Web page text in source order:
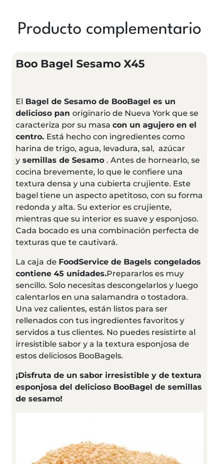
Producto complementario
Boo Bagel Sesamo X45
El Bagel de Sesamo de BooBagel es un
delicioso pan originario de Nueva York que se
caracteriza por su masa con un agujero en el
centro. Está hecho con ingredientes como
harina de trigo, agua, levadura, sal, azúcar
y semillas de Sesamo . Antes de hornearlo, se
cocina brevemente, lo que le confiere una
textura densa y una cubierta crujiente. Este
bagel tiene un aspecto apetitoso, con su forma
redonda y alta. Su exterior es crujiente,
mientras que su interior es suave y esponjoso.
Cada bocado es una combinación perfecta de
texturas que te cautivará.
La caja de FoodService de Bagels congelados
contiene 45 unidades.Prepararlos es muy
sencillo. Solo necesitas descongelarlos y luego
calentarlos en una salamandra o tostadora.
Una vez calientes, están listos para ser
rellenados con tus ingredientes favoritos y
servidos a tus clientes. No puedes resistirte al
irresistible sabor y a la textura esponjosa de
estos deliciosos BooBagels.
¡Disfruta de un sabor irresistible y de textura
esponjosa del delicioso BooBagel de semillas
de sesamo!